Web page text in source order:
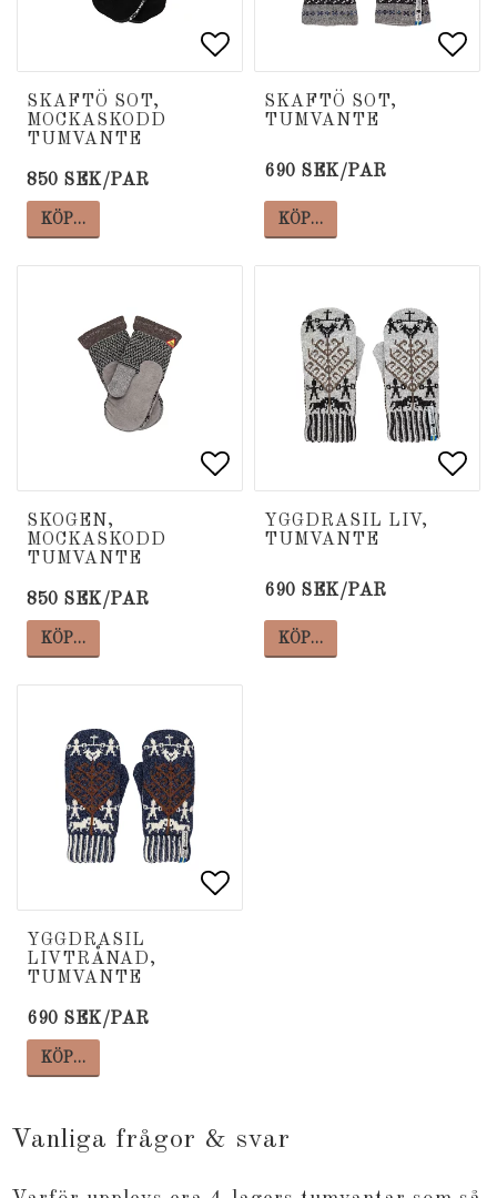
Lägg till i
Lägg till i
SKAFTÖ SOT,
MOCKASKODD
TUMVANTE
850 SEK/PAR
KÖP…
SKAFTÖ SOT,
TUMVANTE
690 SEK/PAR
KÖP…
Lägg till i
Lägg till i
SKOGEN,
MOCKASKODD
TUMVANTE
850 SEK/PAR
KÖP…
YGGDRASIL LIV,
TUMVANTE
690 SEK/PAR
KÖP…
YGGDRASIL
LIVTRÅNAD,
TUMVANTE
690 SEK/PAR
KÖP…
Vanliga frågor & svar